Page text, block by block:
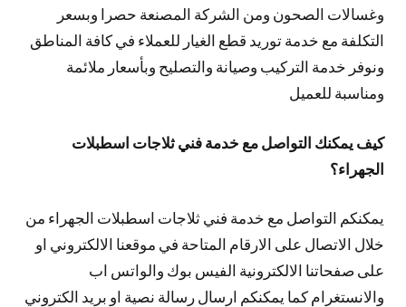
وغسالات الصحون ومن الشركة المصنعة حصرا وبسعر
التكلفة مع خدمة توريد قطع الغيار للعملاء في كافة المناطق
ونوفر خدمة التركيب وصيانة والتصليح وبأسعار ملائمة
ومناسبة للعميل
كيف يمكنك التواصل مع خدمة فني ثلاجات اسطبلات
الجهراء؟
يمكنكم التواصل مع خدمة فني ثلاجات اسطبلات الجهراء من
خلال الاتصال على الارقام المتاحة في موقعنا الالكتروني او
على صفحاتنا الالكترونية الفيس بوك والواتس اب
والانستغرام كما يمكنكم ارسال رسالة نصية او بريد الكتروني